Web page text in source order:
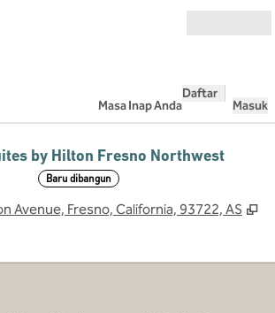
Masa Inap Anda
Daftar
Masuk
by Hilton Fresno Northwest
Baru dibangun
Avenue, Fresno, California, 93722, AS ,